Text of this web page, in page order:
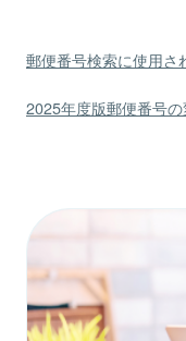
郵便番号検索に使用さ
2025年度版郵便番号